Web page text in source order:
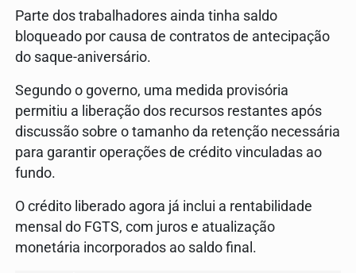
Parte dos trabalhadores ainda tinha saldo
bloqueado por causa de contratos de antecipação
do saque-aniversário.
Segundo o governo, uma medida provisória
permitiu a liberação dos recursos restantes após
discussão sobre o tamanho da retenção necessária
para garantir operações de crédito vinculadas ao
fundo.
O crédito liberado agora já inclui a rentabilidade
mensal do FGTS, com juros e atualização
monetária incorporados ao saldo final.